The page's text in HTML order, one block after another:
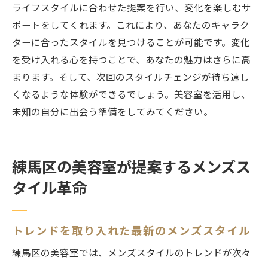
ライフスタイルに合わせた提案を行い、変化を楽しむサ
ポートをしてくれます。これにより、あなたのキャラク
ターに合ったスタイルを見つけることが可能です。変化
を受け入れる心を持つことで、あなたの魅力はさらに高
まります。そして、次回のスタイルチェンジが待ち遠し
くなるような体験ができるでしょう。美容室を活用し、
未知の自分に出会う準備をしてみてください。
練馬区の美容室が提案するメンズス
タイル革命
トレンドを取り入れた最新のメンズスタイル
練馬区の美容室では、メンズスタイルのトレンドが次々